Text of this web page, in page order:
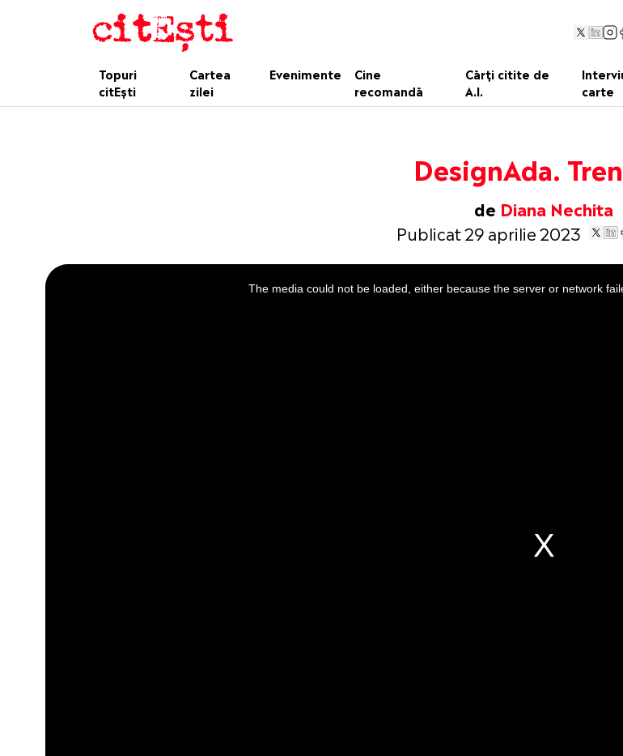
Topuri
citEști
Cartea
zilei
Evenimente
Cine
recomandă
Cărți citite de
A.I.
carte
DesignAda.
de Diana Nechita
Publicat 29 aprilie 2023
This
is
a
The media could not be loaded, either because the server or network